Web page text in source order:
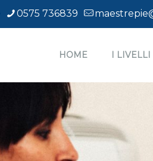
0575 736839
HOME I LIVELLI